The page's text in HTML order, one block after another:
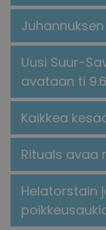
Uusi Suur-
avataan ti
Kaikkea
​​Rituals avaa
Helatorstain